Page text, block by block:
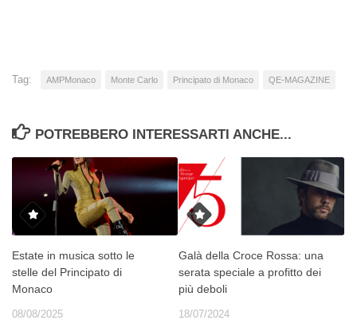
Tag: AMPMonaco Monte Carlo Principato di Monaco QE-MAGAZINE
POTREBBERO INTERESSARTI ANCHE...
Estate in musica sotto le
stelle del Principato di
Monaco
08/08/2025
Galà della Croce Rossa: una
serata speciale a profitto dei
più deboli
18/07/2024